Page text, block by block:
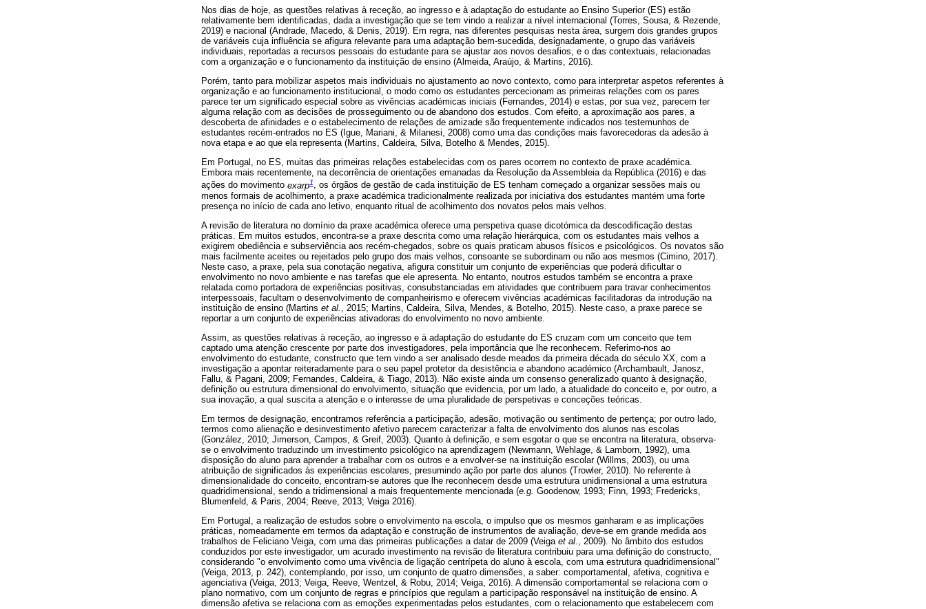
Nos dias de hoje, as questões relativas à receção, ao ingresso e à adaptação do estudante ao Ensino Superior (ES) estão
relativamente bem identificadas, dada a investigação que se tem vindo a realizar a nível internacional (Torres, Sousa, & Rezende,
2019) e nacional (Andrade, Macedo, & Denis, 2019). Em regra, nas diferentes pesquisas nesta área, surgem dois grandes grupos
de variáveis cuja influência se afigura relevante para uma adaptação bem-sucedida, designadamente, o grupo das variáveis
individuais, reportadas a recursos pessoais do estudante para se ajustar aos novos desafios, e o das contextuais, relacionadas
com a organização e o funcionamento da instituição de ensino (Almeida, Araújo, & Martins, 2016).
Porém, tanto para mobilizar aspetos mais individuais no ajustamento ao novo contexto, como para interpretar aspetos referentes à
organização e ao funcionamento institucional, o modo como os estudantes percecionam as primeiras relações com os pares
parece ter um significado especial sobre as vivências académicas iniciais (Fernandes, 2014) e estas, por sua vez, parecem ter
alguma relação com as decisões de prosseguimento ou de abandono dos estudos. Com efeito, a aproximação aos pares, a
descoberta de afinidades e o estabelecimento de relações de amizade são frequentemente indicados nos testemunhos de
estudantes recém-entrados no ES (Igue, Mariani, & Milanesi, 2008) como uma das condições mais favorecedoras da adesão à
nova etapa e ao que ela representa (Martins, Caldeira, Silva, Botelho & Mendes, 2015).
Em Portugal, no ES, muitas das primeiras relações estabelecidas com os pares ocorrem no contexto de praxe académica.
Embora mais recentemente, na decorrência de orientações emanadas da Resolução da Assembleia da República (2016) e das
ações do movimento exarp1, os órgãos de gestão de cada instituição de ES tenham começado a organizar sessões mais ou
menos formais de acolhimento, a praxe académica tradicionalmente realizada por iniciativa dos estudantes mantém uma forte
presença no início de cada ano letivo, enquanto ritual de acolhimento dos novatos pelos mais velhos.
A revisão de literatura no domínio da praxe académica oferece uma perspetiva quase dicotómica da descodificação destas
práticas. Em muitos estudos, encontra-se a praxe descrita como uma relação hierárquica, com os estudantes mais velhos a
exigirem obediência e subserviência aos recém-chegados, sobre os quais praticam abusos físicos e psicológicos. Os novatos são
mais facilmente aceites ou rejeitados pelo grupo dos mais velhos, consoante se subordinam ou não aos mesmos (Cimino, 2017).
Neste caso, a praxe, pela sua conotação negativa, afigura constituir um conjunto de experiências que poderá dificultar o
envolvimento no novo ambiente e nas tarefas que ele apresenta. No entanto, noutros estudos também se encontra a praxe
relatada como portadora de experiências positivas, consubstanciadas em atividades que contribuem para travar conhecimentos
interpessoais, facultam o desenvolvimento de companheirismo e oferecem vivências académicas facilitadoras da introdução na
instituição de ensino (Martins et al.
, 2015; Martins, Caldeira, Silva, Mendes, & Botelho, 2015). Neste caso, a praxe parece se
reportar a um conjunto de experiências ativadoras do envolvimento no novo ambiente.
Assim, as questões relativas à receção, ao ingresso e à adaptação do estudante do ES cruzam com um conceito que tem
captado uma atenção crescente por parte dos investigadores, pela importância que lhe reconhecem. Referimo-nos ao
envolvimento do estudante, constructo que tem vindo a ser analisado desde meados da primeira década do século XX, com a
investigação a apontar reiteradamente para o seu papel protetor da desistência e abandono académico (Archambault, Janosz,
Fallu, & Pagani, 2009; Fernandes, Caldeira, & Tiago, 2013). Não existe ainda um consenso generalizado quanto à designação,
definição ou estrutura dimensional do envolvimento, situação que evidencia, por um lado, a atualidade do conceito e, por outro, a
sua inovação, a qual suscita a atenção e o interesse de uma pluralidade de perspetivas e conceções teóricas.
Em termos de designação, encontramos referência a participação, adesão, motivação ou sentimento de pertença; por outro lado,
termos como alienação e desinvestimento afetivo parecem caracterizar a falta de envolvimento dos alunos nas escolas
(González, 2010; Jimerson, Campos, & Greif, 2003). Quanto à definição, e sem esgotar o que se encontra na literatura, observa-
se o envolvimento traduzindo um investimento psicológico na aprendizagem (Newmann, Wehlage, & Lamborn, 1992), uma
disposição do aluno para aprender a trabalhar com os outros e a envolver-se na instituição escolar (Willms, 2003), ou uma
atribuição de significados às experiências escolares, presumindo ação por parte dos alunos (Trowler, 2010). No referente à
dimensionalidade do conceito, encontram-se autores que lhe reconhecem desde uma estrutura unidimensional a uma estrutura
quadridimensional, sendo a tridimensional a mais frequentemente mencionada (e.g. Goodenow, 1993; Finn, 1993; Fredericks,
Blumenfeld, & Paris, 2004; Reeve, 2013; Veiga 2016).
Em Portugal, a realização de estudos sobre o envolvimento na escola, o impulso que os mesmos ganharam e as implicações
práticas, nomeadamente em termos da adaptação e construção de instrumentos de avaliação, deve-se em grande medida aos
trabalhos de Feliciano Veiga, com uma das primeiras publicações a datar de 2009 (Veiga et al., 2009). No âmbito dos estudos
conduzidos por este investigador, um acurado investimento na revisão de literatura contribuiu para uma definição do constructo,
considerando "o envolvimento como uma vivência de ligação centrípeta do aluno à escola, com uma estrutura quadridimensional"
(Veiga, 2013, p. 242), contemplando, por isso, um conjunto de quatro dimensões, a saber: comportamental, afetiva, cognitiva e
agenciativa (Veiga, 2013; Veiga, Reeve, Wentzel, & Robu, 2014; Veiga, 2016). A dimensão comportamental se relaciona com o
plano normativo, com um conjunto de regras e princípios que regulam a participação responsável na instituição de ensino. A
dimensão afetiva se relaciona com as emoções experimentadas pelos estudantes, com o relacionamento que estabelecem com